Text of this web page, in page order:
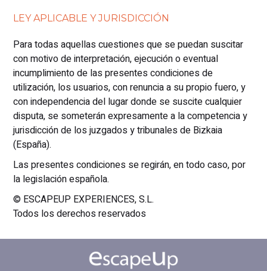
LEY APLICABLE Y JURISDICCIÓN
Para todas aquellas cuestiones que se puedan suscitar
con motivo de interpretación, ejecución o eventual
incumplimiento de las presentes condiciones de
utilización, los usuarios, con renuncia a su propio fuero, y
con independencia del lugar donde se suscite cualquier
disputa, se someterán expresamente a la competencia y
jurisdicción de los juzgados y tribunales de Bizkaia
(España).
Las presentes condiciones se regirán, en todo caso, por
la legislación española.
© ESCAPEUP EXPERIENCES, S.L.
Todos los derechos reservados